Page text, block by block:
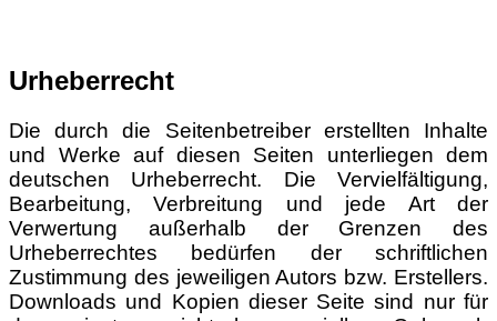
Urheberrecht
Die durch die Seitenbetreiber erstellten Inhalte
und Werke auf diesen Seiten unterliegen dem
deutschen Urheberrecht. Die Vervielfältigung,
Bearbeitung, Verbreitung und jede Art der
Verwertung außerhalb der Grenzen des
Urheberrechtes bedürfen der schriftlichen
Zustimmung des jeweiligen Autors bzw. Erstellers.
Downloads und Kopien dieser Seite sind nur für